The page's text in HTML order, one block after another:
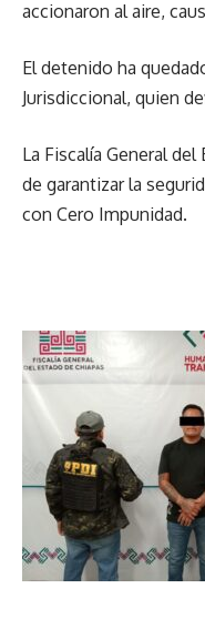
accionaron al aire,
El detenido ha
Jurisdiccional, quien
La Fiscalía General
de garantizar la
con Cero Impunidad.